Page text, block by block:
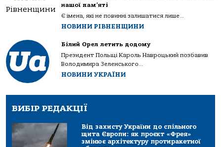
нашої пам’яті
Є імена, які не повинні залишатися лише...
НОВИНИ РІВНЕНЩИНИ
Білий Орел летить додому
Президент Польщі Кароль Навроцький позбавив
Володимира Зеленського...
НОВИНИ УКРАЇНИ
ВИБІР РЕДАКЦІЇ
Від захисту України до спільного
щита Європи: як проєкт «Фрея»
змінює архітектуру протиракетної